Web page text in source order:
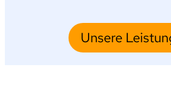
Unsere